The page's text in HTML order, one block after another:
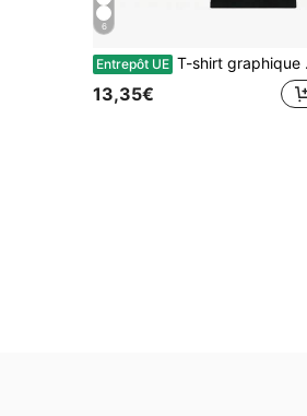
6
Entrepôt UE T-shirt graphique Rapper Jul pour hommes et femmes, vêtements hip-hop Y2K, Top en coton décontracté à manches courtes, oversize, streetwear
13,35€